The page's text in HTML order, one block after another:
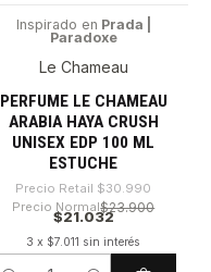
Inspirado en Prada |
Paradoxe
Le Chameau
PERFUME LE CHAMEAU
ARABIA HAYA CRUSH
UNISEX EDP 100 ML
ESTUCHE
Precio Retail $30.990
Precio Normal$23.900
$21.032
3 x $7.011 sin interés